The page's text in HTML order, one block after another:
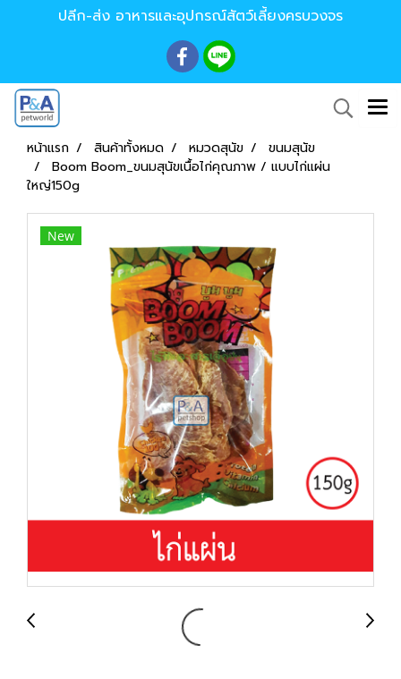
ปลีก-ส่ง อาหารและอุปกรณ์สัตว์เลี้ยงครบวงจร
หน้าแรก สินค้าทั้งหมด หมวดสุนัข
ขนมสุนัข
Boom Boom_ขนมสุนัขเนื้อไก่คุณภาพ / แบบไก่แผ่น
ใหญ่150g
New